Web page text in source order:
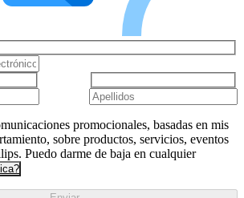
promocionales, basadas en mis
sobre productos, servicios, eventos
Puedo darme de baja en cualquier